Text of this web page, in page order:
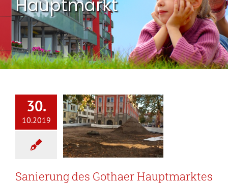
Hauptmarkt
30.
10.2019
Sanierung des Gothaer Hauptmarktes